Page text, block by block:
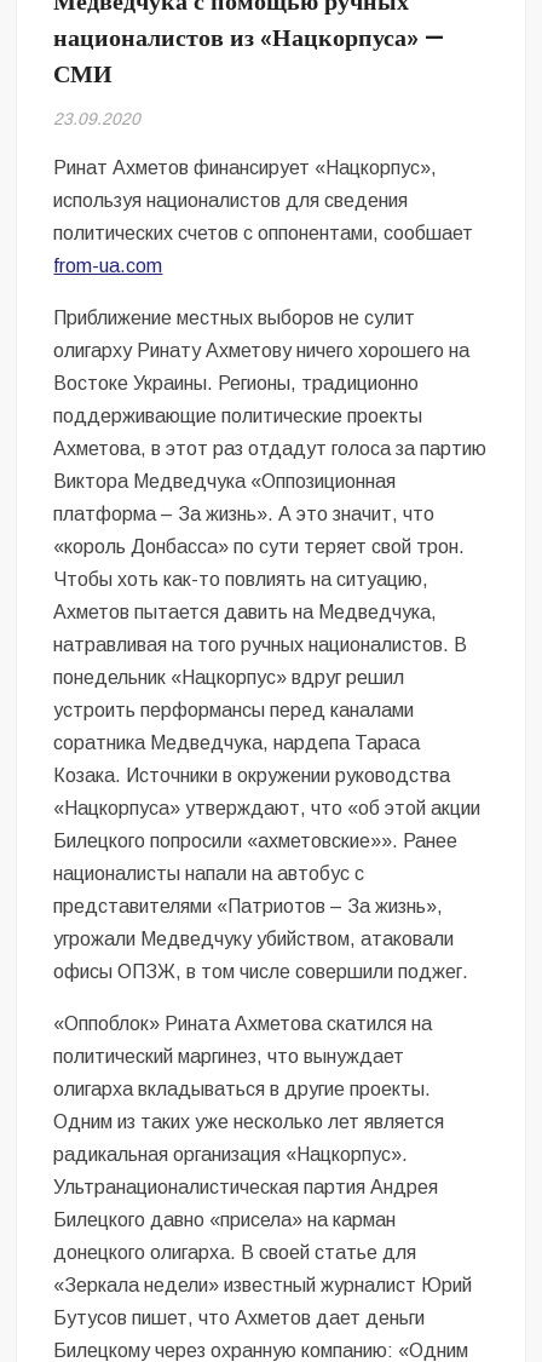
Безугла закликає валити Сирського
Світові бренди одягу та взуття: розвиток ринку та вплив на
сучасну моду
навколо керівництва армії
националистов из «Нацкорпуса» —
СМИ
23.09.2020
Ринат Ахметов финансирует «Нацкорпус»,
используя националистов для сведения
политических счетов с оппонентами, сообшает
from-ua.com
Приближение местных выборов не сулит
олигарху Ринату Ахметову ничего хорошего на
Востоке Украины. Регионы, традиционно
поддерживающие политические проекты
Ахметова, в этот раз отдадут голоса за партию
Виктора Медведчука «Оппозиционная
платформа – За жизнь». А это значит, что
«король Донбасса» по сути теряет свой трон.
Чтобы хоть как-то повлиять на ситуацию,
Ахметов пытается давить на Медведчука,
натравливая на того ручных националистов. В
понедельник «Нацкорпус» вдруг решил
устроить перформансы перед каналами
соратника Медведчука, нардепа Тараса
Козака. Источники в окружении руководства
«Нацкорпуса» утверждают, что «об этой акции
Билецкого попросили «ахметовские»». Ранее
националисты напали на автобус с
представителями «Патриотов – За жизнь»,
угрожали Медведчуку убийством, атаковали
офисы ОПЗЖ, в том числе совершили поджег.
«Оппоблок» Рината Ахметова скатился на
политический маргинез, что вынуждает
олигарха вкладываться в другие проекты.
Одним из таких уже несколько лет является
радикальная организация «Нацкорпус».
Ультранационалистическая партия Андрея
Билецкого давно «присела» на карман
донецкого олигарха. В своей статье для
«Зеркала недели» известный журналист Юрий
Бутусов пишет, что Ахметов дает деньги
Билецкому через охранную компанию: «Одним